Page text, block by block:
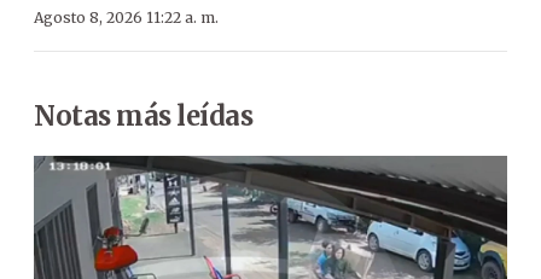
Agosto 8, 2026 11:22 a. m.
Notas más leídas